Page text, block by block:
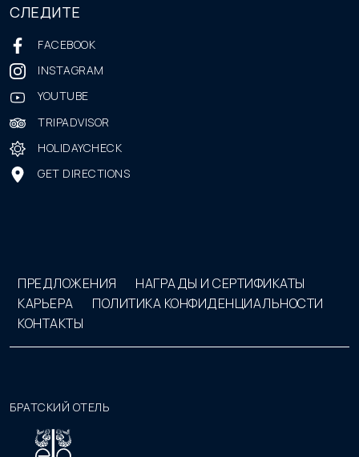
СЛЕДИТЕ
FACEBOOK
INSTAGRAM
YOUTUBE
TRIPADVISOR
HOLIDAYCHECK
GET DIRECTIONS
ПРЕДЛОЖЕНИЯ
НАГРАДЫ И СЕРТИФИКАТЫ
КАРЬЕРА
ПОЛИТИКА КОНФИДЕНЦИАЛЬНОСТИ
КОНТАКТЫ
БРАТСКИЙ ОТЕЛЬ